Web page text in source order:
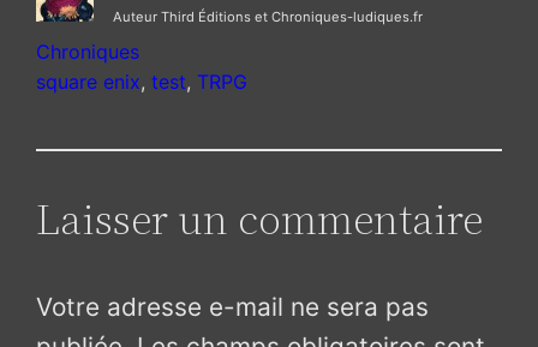
Auteur Third Éditions et Chroniques-ludiques.fr
Chroniques
square enix, test, TRPG
Laisser un commentaire
Votre adresse e-mail ne sera pas